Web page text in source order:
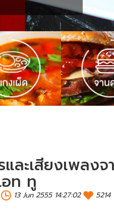
และเสียงเพล
อท ทู
13 Jun 2555 14:27:02